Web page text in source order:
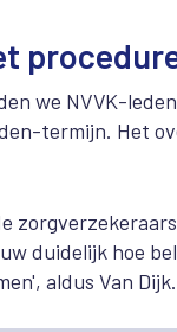
we NVVK-
termijn. Het
duidelijk hoe
aldus Van Dijk.